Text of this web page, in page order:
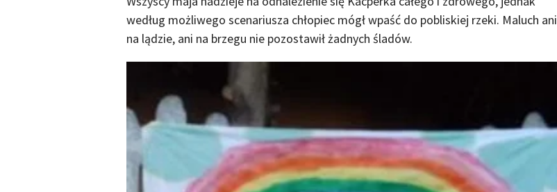
według możliwego scenariusza chłopiec mógł wpaść do pobliskiej rzeki. Maluch ani
na lądzie, ani na brzegu nie pozostawił żadnych śladów.